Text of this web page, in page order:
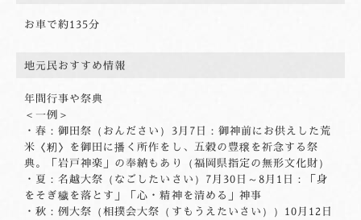
お車で約135分
地元民おすすめ情報
年間行事や祭典
＜一例＞
・春：御田祭（おんださい）3月7日：御神前にお供えした荒
米〈籾〉を御田に播く所作をし、五穀の豊穣を祈念する祭
典。「岩戸神楽」の奉納もあり（福岡県指定の無形文化財）
・夏：名越大祭（なごしたいさい）7月30日～8月1日：「身
をそぎ穢を落とす」「心・精神を清める」神事
・秋：例大祭（相撲会大祭（すもうえたいさい））10月12日